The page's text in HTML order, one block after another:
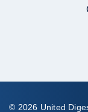
© 2026 United